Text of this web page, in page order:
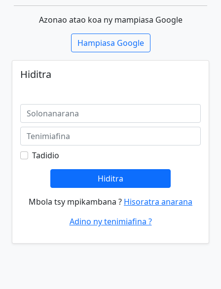
Azonao atao koa ny mampiasa Google
Hampiasa Google
Hiditra
Tadidio
Hiditra
Mbola tsy mpikambana ? Hisoratra anarana
Adino ny tenimiafina ?